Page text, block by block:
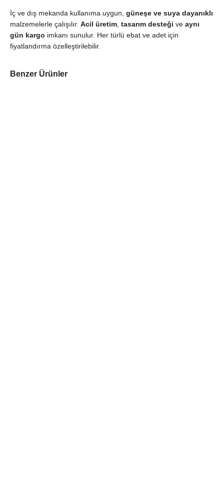
İç ve dış mekanda kullanıma uygun, güneşe ve suya dayanıklı
malzemelerle çalışılır. Acil üretim tasarım desteği ve aynı
gün kargo imkanı sunulur. Her türlü ebat ve adet için
fiyatlandırma özelleştirilebilir.
Benzer Ürünler